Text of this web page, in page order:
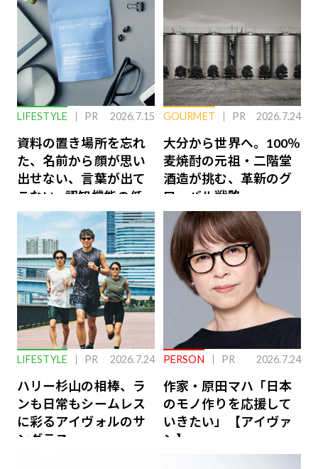
LIFESTYLE PR 2026.7.15
資料の置き場所を忘れ
た、名前から顔が思い
出せない、言葉が出て
こない…認知機能の低
下を救う、脳のインナ
ーケアとは
GOURMET PR 2026.7.24
大分から世界へ。100％
麦焼酎の元祖・二階堂
酒造が挑む、革新のグ
ローバル戦略
LIFESTYLE PR 2026.7.24
ハリー杉山の相棒、ラ
ンも日常もシームレス
に彩るアイヴォルのサ
ングラス
PERSON PR 2026.7.24
作家・原田マハ「日本
のモノ作りを応援して
いきたい」【アイヴァ
ン】